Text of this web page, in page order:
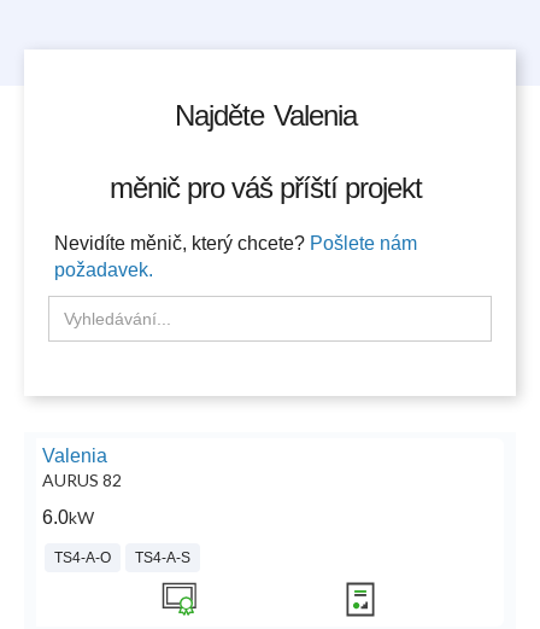
Najděte Valenia
měnič pro váš příští projekt
Nevidíte měnič, který chcete? Pošlete nám
požadavek.
Valenia
AURUS 82
6.0kW
TS4-A-O TS4-A-S